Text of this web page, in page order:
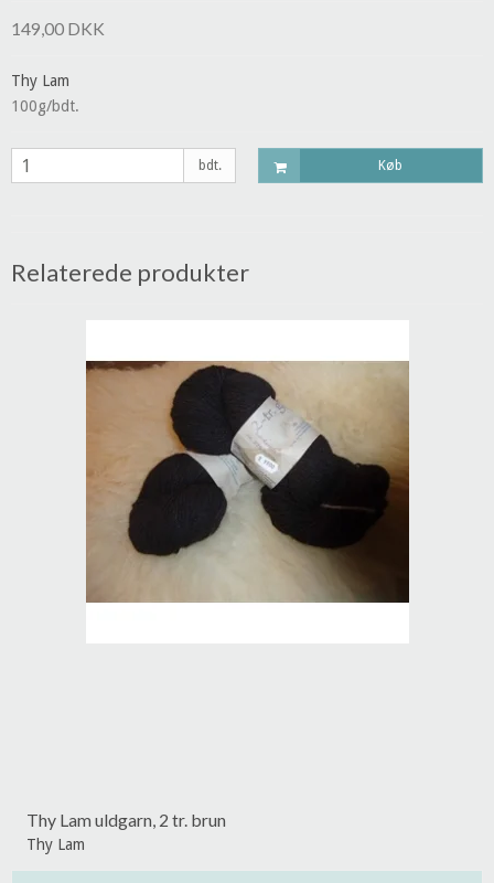
149,00 DKK
Thy Lam
100g/bdt.
bdt. Køb
Relaterede produkter
Thy Lam uldgarn, 2 tr. brun
Thy Lam